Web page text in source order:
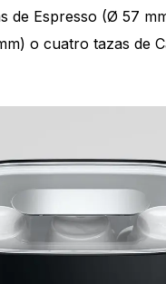
de Espresso (Ø 57
o cuatro tazas de